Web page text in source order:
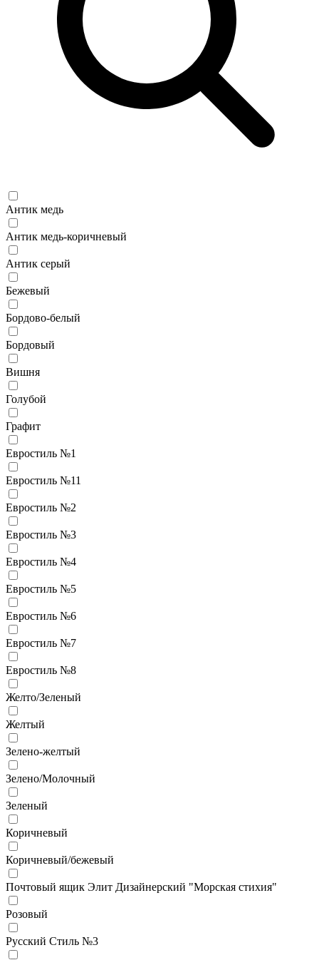
Антик медь
Антик медь-коричневый
Антик серый
Бежевый
Бордово-белый
Бордовый
Вишня
Голубой
Графит
Евростиль №1
Евростиль №11
Евростиль №2
Евростиль №3
Евростиль №4
Евростиль №5
Евростиль №6
Евростиль №7
Евростиль №8
Желто/Зеленый
Желтый
Зелено-желтый
Зелено/Молочный
Зеленый
Коричневый
Коричневый/бежевый
Почтовый ящик Элит Дизайнерский "Морская стихия"
Розовый
Русский Стиль №3